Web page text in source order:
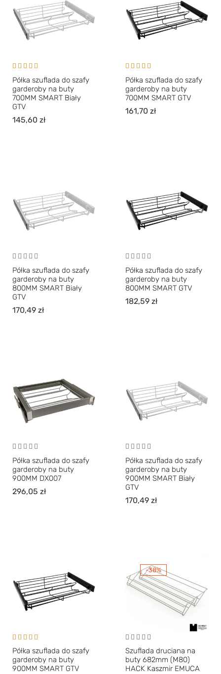
Oceniono
5.00na 5
Półka szuflada do szafy
garderoby na buty
700MM SMART Biały
GTV
145,60 zł
Oceniono
5.00na 5
Półka szuflada do szafy
garderoby na buty
700MM SMART GTV
161,70 zł
Półka szuflada do szafy
garderoby na buty
800MM SMART Biały
GTV
170,49 zł
Półka szuflada do szafy
garderoby na buty
800MM SMART GTV
182,59 zł
Półka szuflada do szafy
garderoby na buty
900MM DX007
296,05 zł
Półka szuflada do szafy
garderoby na buty
900MM SMART Biały
GTV
170,49 zł
Oceniono
5.00na 5
Półka szuflada do szafy
garderoby na buty
900MM SMART GTV
-38%
Szuflada druciana na
buty 682mm (M80)
HACK Kaszmir EMUCA